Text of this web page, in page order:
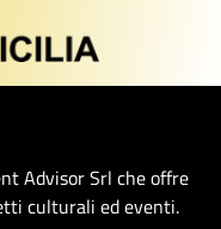
Advisor Srl che offre
culturali ed eventi.